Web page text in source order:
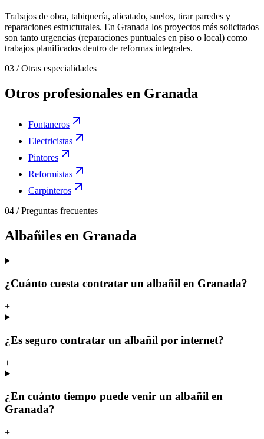
Trabajos de obra, tabiquería, alicatado, suelos, tirar paredes y
reparaciones estructurales. En Granada los proyectos más solicitados
son tanto urgencias (reparaciones puntuales en piso o local) como
trabajos planificados dentro de reformas integrales.
03 /Otras especialidades
Otros profesionales en Granada
Fontaneros
Electricistas
Pintores
Reformistas
Carpinteros
04 /Preguntas frecuentes
Albañiles en Granada
¿Cuánto cuesta contratar un albañil en Granada?
+
¿Es seguro contratar un albañil por internet?
+
¿En cuánto tiempo puede venir un albañil en
Granada?
+